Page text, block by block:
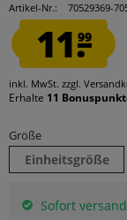
Artikel-Nr.:
70529369-
11.99
inkl. MwSt. zzgl.
Erhalte 11
Größe
Einheitsgröße
Sofort